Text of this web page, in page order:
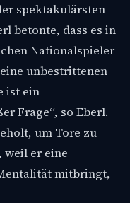
spektakulärsten
betonte, dass es in
Nationalspieler
unbestrittenen
ist ein
Frage“, so Eberl.
um Tore zu
weil er eine
mitbringt,